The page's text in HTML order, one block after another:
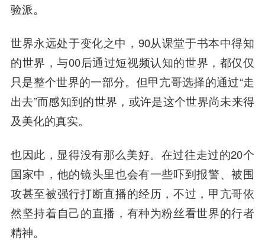
验派。
世界永远处于变化之中，90从课堂于书本中得知
的世界，与00后通过短视频认知的世界，都仅仅
只是整个世界的一部分。但甲亢哥选择的通过“走
出去”而感知到的世界，或许是这个世界尚未来得
及美化的真实。
也因此，显得没有那么美好。在过往走过的20个
国家中，他的镜头里也会有一些吓到报警、被围
攻甚至被强行打断直播的经历，不过，甲亢哥依
然坚持着自己的直播，有种为粉丝看世界的行者
精神。